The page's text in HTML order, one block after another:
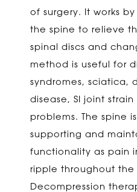
of surgery. It works
the spine to relieve
spinal discs and
method is useful for
syndromes, sciatica,
disease, SI joint
problems. The spine
supporting and
functionality as pain
ripple throughout
Decompression